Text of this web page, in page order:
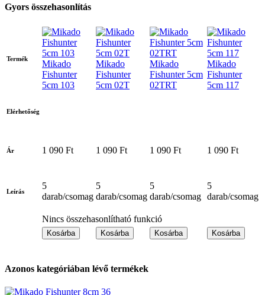
Gyors összehasonlítás
Termék
Mikado
Fishunter
5cm 103
Mikado
Fishunter
5cm 02T
Mikado
Fishunter 5cm
02TRT
Mikado
Fishunter
5cm 117
Elérhetőség
Ár 1 090 Ft 1 090 Ft 1 090 Ft 1 090 Ft
Leírás
5
darab/csomag
5
darab/csomag
5
darab/csomag
5
darab/csomag
Nincs összehasonlítható funkció
Kosárba Kosárba Kosárba Kosárba
Azonos kategóriában lévő termékek